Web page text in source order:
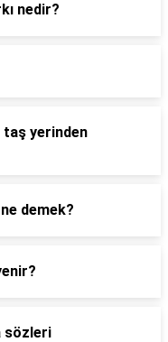
nedir?
taş yerinden
demek?
sözleri